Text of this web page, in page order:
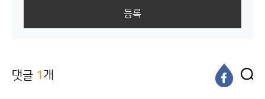
등록
댓글 1 개